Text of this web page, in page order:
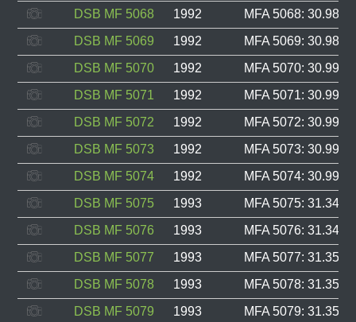
DSB MF 5068
1992
MFA 5068:
DSB MF 5069
1992
MFA 5069:
DSB MF 5070
1992
MFA 5070:
DSB MF 5071
1992
MFA 5071:
DSB MF 5072
1992
MFA 5072:
DSB MF 5073
1992
MFA 5073:
DSB MF 5074
1992
MFA 5074:
DSB MF 5075
1993
MFA 5075:
DSB MF 5076
1993
MFA 5076:
DSB MF 5077
1993
MFA 5077:
DSB MF 5078
1993
MFA 5078:
DSB MF 5079
1993
MFA 5079: